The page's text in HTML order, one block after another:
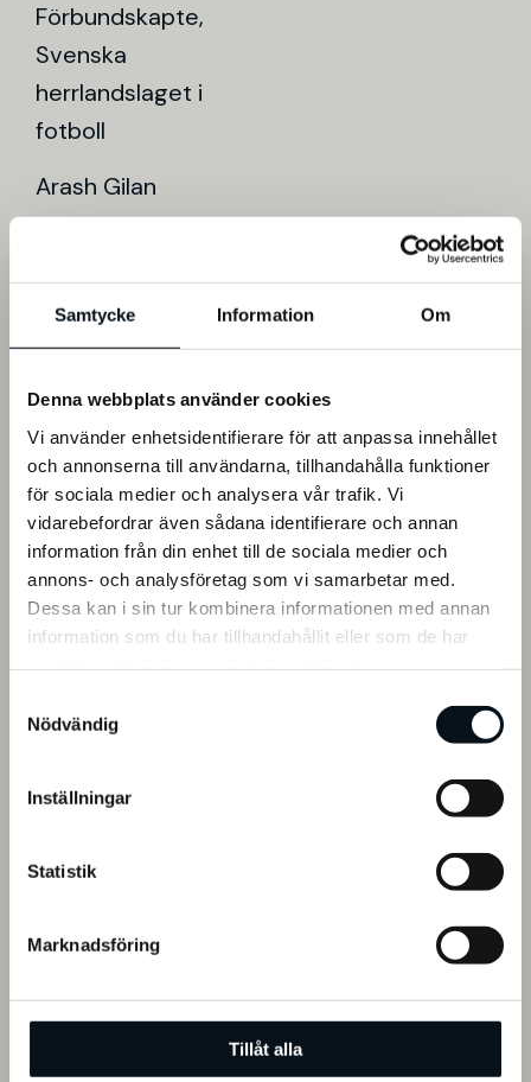
Samtycke Information Om
Denna webbplats använder cookies
Vi använder enhetsidentifierare för att anpassa innehållet
och annonserna till användarna, tillhandahålla funktioner
för sociala medier och analysera vår trafik. Vi
vidarebefordrar även sådana identifierare och annan
information från din enhet till de sociala medier och
annons- och analysföretag som vi samarbetar med.
Dessa kan i sin tur kombinera informationen med annan
information som du har tillhandahållit eller som de har
Nödvändig
Inställningar
Statistik
Marknadsföring
Tillåt alla
Förbundskapte,
Svenska
herrlandslaget i
fotboll
Arash Gilan
VD, Viva
Följ VD-podden:
Apple
Podcasts
SpotifyAcastFacebook
Podcasts
Mer från VD-